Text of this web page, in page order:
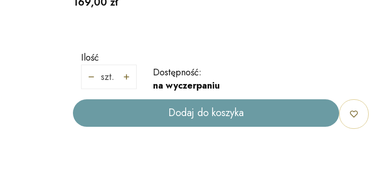
Ilość
szt.
Dostępność:
na wyczerpaniu
Dodaj do koszyka